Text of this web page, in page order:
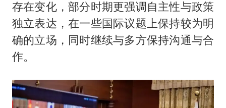
存在变化，部分时期更强调自主性与政策
独立表达，在一些国际议题上保持较为明
确的立场，同时继续与多方保持沟通与合
作。